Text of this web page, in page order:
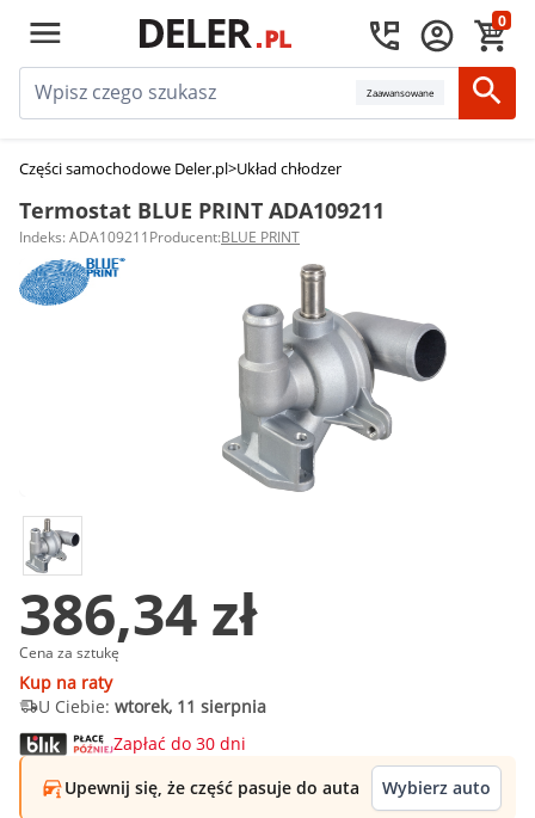
0
Zaawansowane
Części samochodowe Deler.pl>Układ chłodzenia silnika
Termostat BLUE PRINT ADA109211
Indeks: ADA109211Producent:BLUE PRINT
386,34 zł
Cena za sztukę
Kup na raty
U Ciebie: wtorek, 11 sierpnia
Zapłać do 30 dni
Upewnij się, że część pasuje do auta
Wybierz auto